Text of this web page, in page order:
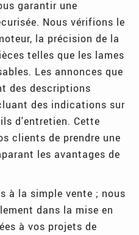
garantir une
Nous vérifions le
la précision de la
telles que les lames
Les annonces que
des descriptions
des indications sur
d'entretien. Cette
clients de prendre une
les avantages de
à la simple vente ; nous
dans la mise en
à vos projets de